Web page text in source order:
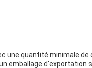
une quantité minimale de
emballage d'exportation